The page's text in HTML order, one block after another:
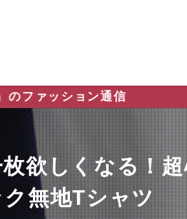
ン通信
欲しくなる！
無地Tシャツ